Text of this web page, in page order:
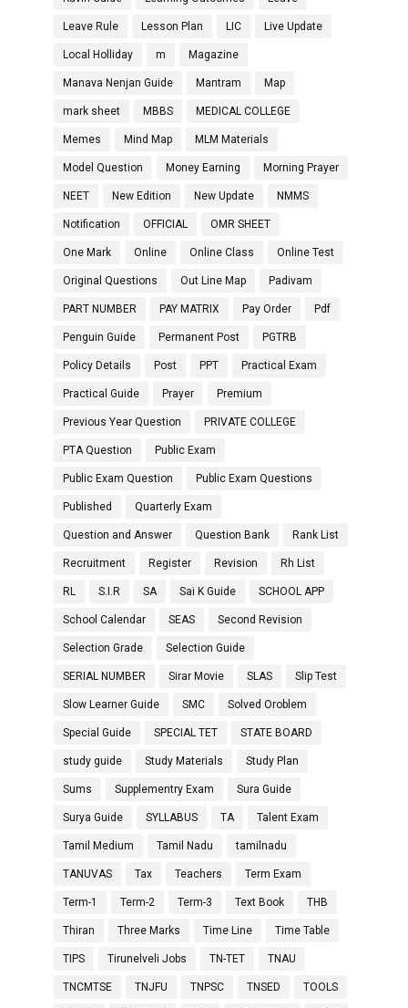
Leave Rule Lesson Plan LIC Live Update
Local Holliday m Magazine
Manava Nenjan Guide Mantram Map
mark sheet MBBS MEDICAL COLLEGE
Memes Mind Map MLM Materials
Model Question Money Earning Morning Prayer
NEET New Edition New Update NMMS
Notification OFFICIAL OMR SHEET
One Mark Online Online Class Online Test
Original Questions Out Line Map Padivam
PART NUMBER PAY MATRIX Pay Order Pdf
Penguin Guide Permanent Post PGTRB
Policy Details Post PPT Practical Exam
Practical Guide Prayer Premium
Previous Year Question PRIVATE COLLEGE
PTA Question Public Exam
Public Exam Question Public Exam Questions
Published Quarterly Exam
Question and Answer Question Bank Rank List
Recruitment Register Revision Rh List
RL S.I.R SA Sai K Guide SCHOOL APP
School Calendar SEAS Second Revision
Selection Grade Selection Guide
SERIAL NUMBER Sirar Movie SLAS Slip Test
Slow Learner Guide SMC Solved Oroblem
Special Guide SPECIAL TET STATE BOARD
study guide Study Materials Study Plan
Sums Supplementry Exam Sura Guide
Surya Guide SYLLABUS TA Talent Exam
Tamil Medium Tamil Nadu tamilnadu
TANUVAS Tax Teachers Term Exam
Term-1 Term-2 Term-3 Text Book THB
Thiran Three Marks Time Line Time Table
TIPS Tirunelveli Jobs TN-TET TNAU
TNCMTSE TNJFU TNPSC TNSED TOOLS